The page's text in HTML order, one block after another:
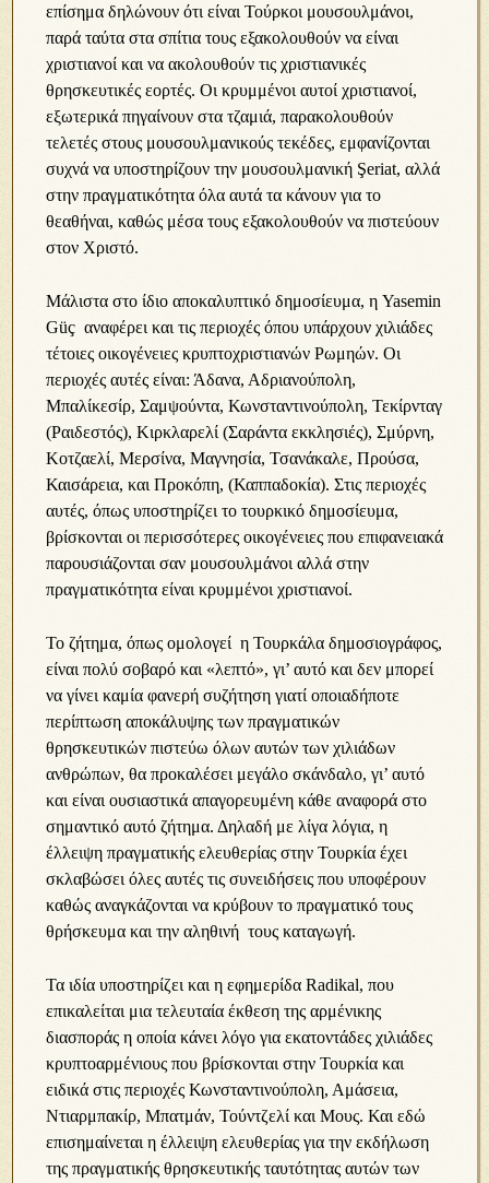
επίσημα δηλώνουν ότι είναι Τούρκοι μουσουλμάνοι,
παρά ταύτα στα σπίτια τους εξακολουθούν να είναι
χριστιανοί και να ακολουθούν τις χριστιανικές
θρησκευτικές εορτές. Οι κρυμμένοι αυτοί χριστιανοί,
εξωτερικά πηγαίνουν στα τζαμιά, παρακολουθούν
τελετές στους μουσουλμανικούς τεκέδες, εμφανίζονται
συχνά να υποστηρίζουν την μουσουλμανική Şeriat, αλλά
στην πραγματικότητα όλα αυτά τα κάνουν για το
θεαθήναι, καθώς μέσα τους εξακολουθούν να πιστεύουν
στον Χριστό.
Μάλιστα στο ίδιο αποκαλυπτικό δημοσίευμα, η Yasemin
Güç αναφέρει και τις περιοχές όπου υπάρχουν χιλιάδες
τέτοιες οικογένειες κρυπτοχριστιανών Ρωμηών. Οι
περιοχές αυτές είναι: Άδανα, Αδριανούπολη,
Μπαλίκεσίρ, Σαμψούντα, Κωνσταντινούπολη, Τεκίρνταγ
(Ραιδεστός), Κιρκλαρελί (Σαράντα εκκλησιές), Σμύρνη,
Κοτζαελί, Μερσίνα, Μαγνησία, Τσανάκαλε, Προύσα,
Καισάρεια, και Προκόπη, (Καππαδοκία). Στις περιοχές
αυτές, όπως υποστηρίζει το τουρκικό δημοσίευμα,
βρίσκονται οι περισσότερες οικογένειες που επιφανειακά
παρουσιάζονται σαν μουσουλμάνοι αλλά στην
πραγματικότητα είναι κρυμμένοι χριστιανοί.
Το ζήτημα, όπως ομολογεί η Τουρκάλα δημοσιογράφος,
είναι πολύ σοβαρό και «λεπτό», γι’ αυτό και δεν μπορεί
να γίνει καμία φανερή συζήτηση γιατί οποιαδήποτε
περίπτωση αποκάλυψης των πραγματικών
θρησκευτικών πιστεύω όλων αυτών των χιλιάδων
ανθρώπων, θα προκαλέσει μεγάλο σκάνδαλο, γι’ αυτό
και είναι ουσιαστικά απαγορευμένη κάθε αναφορά στο
σημαντικό αυτό ζήτημα. Δηλαδή με λίγα λόγια, η
έλλειψη πραγματικής ελευθερίας στην Τουρκία έχει
σκλαβώσει όλες αυτές τις συνειδήσεις που υποφέρουν
καθώς αναγκάζονται να κρύβουν το πραγματικό τους
θρήσκευμα και την αληθινή τους καταγωγή.
Τα ιδία υποστηρίζει και η εφημερίδα Radikal, που
επικαλείται μια τελευταία έκθεση της αρμένικης
διασποράς η οποία κάνει λόγο για εκατοντάδες χιλιάδες
κρυπτοαρμένιους που βρίσκονται στην Τουρκία και
ειδικά στις περιοχές Κωνσταντινούπολη, Αμάσεια,
Ντιαρμπακίρ, Μπατμάν, Τούντζελί και Μους. Και εδώ
επισημαίνεται η έλλειψη ελευθερίας για την εκδήλωση
της πραγματικής θρησκευτικής ταυτότητας αυτών των